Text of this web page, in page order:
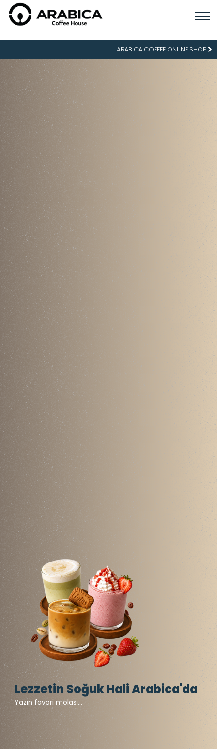
ARABICA COFFEE ONLINE SHOP
Lezzetin Soğuk Hali Arabica'da
Yazın favori molası...